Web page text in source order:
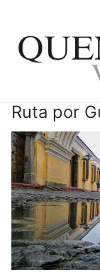
contenido
Ruta por